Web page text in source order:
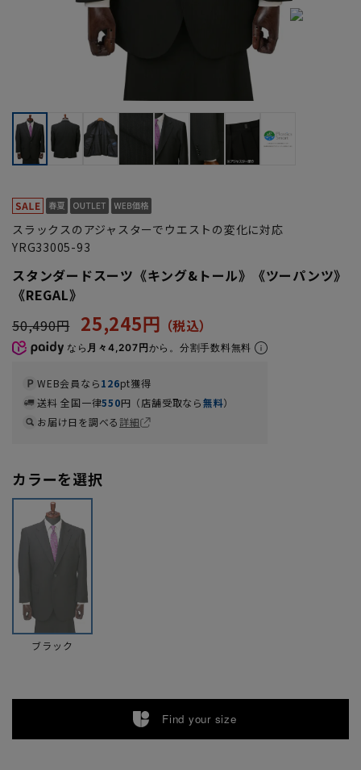
スラックスのアジャスターでウエストの変化に対応
YRG33005-93
スタンダードスーツ《キング&トール》《ツーパンツ》
《REGAL》
50,490円
25,245円
なら 月々4,207円から。分割手数料無料
WEB会員なら126pt獲得
送料 全国一律550円（店舗受取なら無料）
お届け日を調べる詳細
カラーを選択
ブラック
Find your size